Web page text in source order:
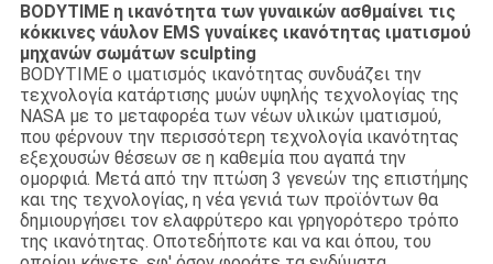
BODYTIME η ικανότητα των γυναικών ασθμαίνει τις
κόκκινες νάυλον EMS γυναίκες ικανότητας ιματισμού
μηχανών σωμάτων sculpting
BODYTIME ο ιματισμός ικανότητας συνδυάζει την
τεχνολογία κατάρτισης μυών υψηλής τεχνολογίας της
NASA με το μεταφορέα των νέων υλικών ιματισμού,
που φέρνουν την περισσότερη τεχνολογία ικανότητας
εξεχουσών θέσεων σε η καθεμία που αγαπά την
ομορφιά. Μετά από την πτώση 3 γενεών της επιστήμης
και της τεχνολογίας, η νέα γενιά των προϊόντων θα
δημιουργήσει τον ελαφρύτερο και γρηγορότερο τρόπο
της ικανότητας. Οποτεδήποτε και να και όπου, του